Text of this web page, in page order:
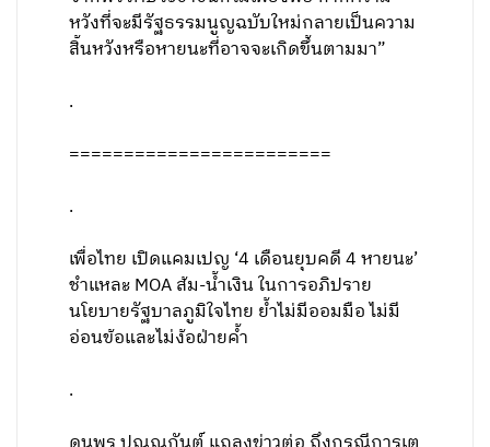
หวังที่จะมีรัฐธรรมนูญฉบับใหม่กลายเป็นความ
สิ้นหวังหรือหายนะที่อาจจะเกิดขึ้นตามมา”
.
========================
.
เพื่อไทย เปิดแคมเปญ ‘4 เดือนยุบคดี 4 หายนะ’
ชำแหละ MOA ส้ม-น้ำเงิน ในการอภิปราย
นโยบายรัฐบาลภูมิใจไทย ย้ำไม่มีออมมือ ไม่มี
อ่อนข้อและไม่ง้อฝ่ายค้ำ
.